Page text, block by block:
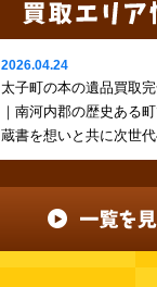
2026.04.24
太子町の本の遺品買取
｜南河内郡の歴史ある
蔵書を想いと共に次世